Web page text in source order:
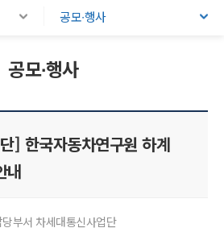
공모∙행사
공모∙행사
] 한국자동차연구원 하계
내
당부서 차세대통신사업단